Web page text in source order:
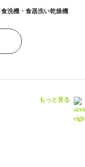
食洗機・食器洗い乾燥機
もっと見る